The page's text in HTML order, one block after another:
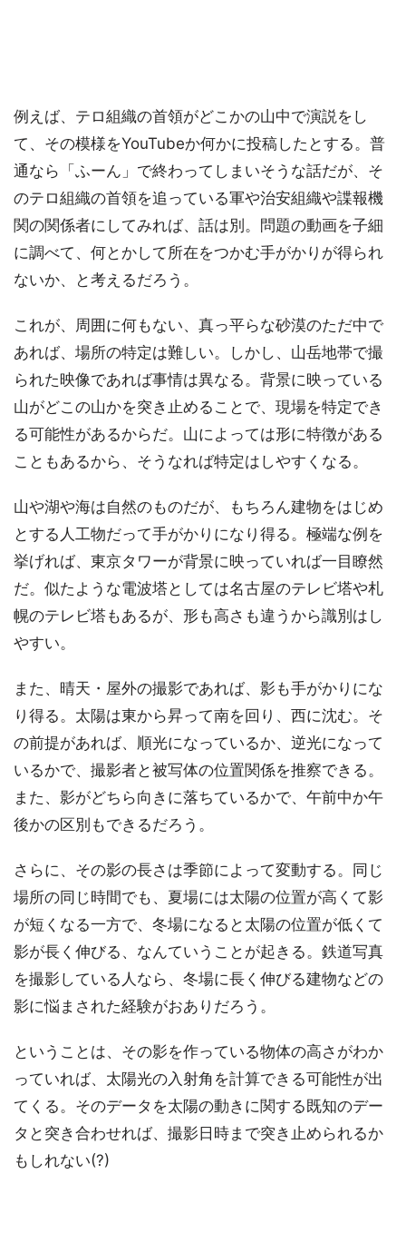
例えば、テロ組織の首領がどこかの山中で演説をし
て、その模様をYouTubeか何かに投稿したとする。普
通なら「ふーん」で終わってしまいそうな話だが、そ
のテロ組織の首領を追っている軍や治安組織や諜報機
関の関係者にしてみれば、話は別。問題の動画を子細
に調べて、何とかして所在をつかむ手がかりが得られ
ないか、と考えるだろう。
これが、周囲に何もない、真っ平らな砂漠のただ中で
あれば、場所の特定は難しい。しかし、山岳地帯で撮
られた映像であれば事情は異なる。背景に映っている
山がどこの山かを突き止めることで、現場を特定でき
る可能性があるからだ。山によっては形に特徴がある
こともあるから、そうなれば特定はしやすくなる。
山や湖や海は自然のものだが、もちろん建物をはじめ
とする人工物だって手がかりになり得る。極端な例を
挙げれば、東京タワーが背景に映っていれば一目瞭然
だ。似たような電波塔としては名古屋のテレビ塔や札
幌のテレビ塔もあるが、形も高さも違うから識別はし
やすい。
また、晴天・屋外の撮影であれば、影も手がかりにな
り得る。太陽は東から昇って南を回り、西に沈む。そ
の前提があれば、順光になっているか、逆光になって
いるかで、撮影者と被写体の位置関係を推察できる。
また、影がどちら向きに落ちているかで、午前中か午
後かの区別もできるだろう。
さらに、その影の長さは季節によって変動する。同じ
場所の同じ時間でも、夏場には太陽の位置が高くて影
が短くなる一方で、冬場になると太陽の位置が低くて
影が長く伸びる、なんていうことが起きる。鉄道写真
を撮影している人なら、冬場に長く伸びる建物などの
影に悩まされた経験がおありだろう。
ということは、その影を作っている物体の高さがわか
っていれば、太陽光の入射角を計算できる可能性が出
てくる。そのデータを太陽の動きに関する既知のデー
タと突き合わせれば、撮影日時まで突き止められるか
もしれない(?)